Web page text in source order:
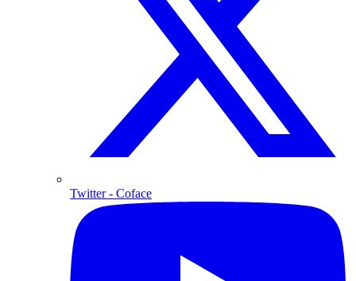
Twitter- Coface